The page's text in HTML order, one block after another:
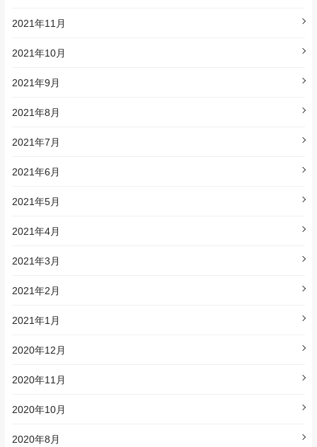
2021年11月
2021年10月
2021年9月
2021年8月
2021年7月
2021年6月
2021年5月
2021年4月
2021年3月
2021年2月
2021年1月
2020年12月
2020年11月
2020年10月
2020年8月